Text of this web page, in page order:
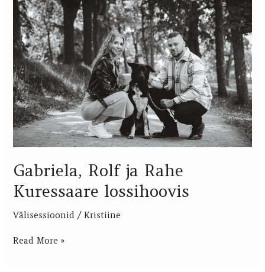
Gabriela, Rolf ja Rahe
Kuressaare lossihoovis
Välisessioonid /Kristiine
Rolf
ja
Rahe
Kuressaare
lossihoovis
Read More »